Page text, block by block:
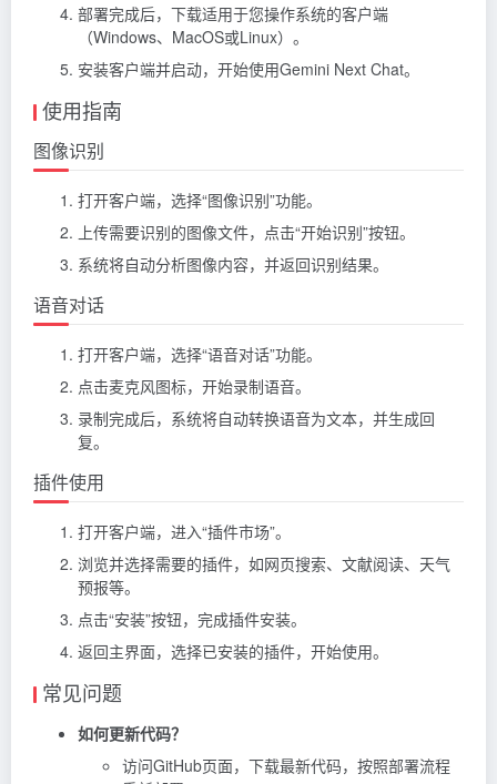
部署完成后，下载适用于您操作系统的客户端
（Windows、MacOS或Linux）。
安装客户端并启动，开始使用Gemini Next Chat。
使用指南
图像识别
打开客户端，选择“图像识别”功能。
上传需要识别的图像文件，点击“开始识别”按钮。
系统将自动分析图像内容，并返回识别结果。
语音对话
打开客户端，选择“语音对话”功能。
点击麦克风图标，开始录制语音。
录制完成后，系统将自动转换语音为文本，并生成回
复。
插件使用
打开客户端，进入“插件市场”。
浏览并选择需要的插件，如网页搜索、文献阅读、天气
预报等。
点击“安装”按钮，完成插件安装。
返回主界面，选择已安装的插件，开始使用。
常见问题
如何更新代码？
访问GitHub页面，下载最新代码，按照部署流程